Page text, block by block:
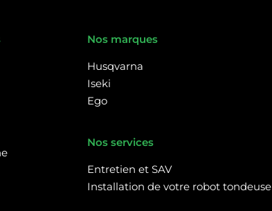
Nos marques
Husqvarna
Iseki
Ego
Nos services
Entretien et SAV
Installation de votre robot tondeuse